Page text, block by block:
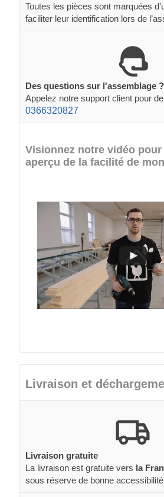
Toutes les pièces sont marquées
faciliter leur identification lors de
Des questions sur l'assemblage ?
Appelez notre support client pour
0366320827
Visionnez notre vidéo
aperçu de la facilité de
Livraison et
Livraison gratuite
La livraison est gratuite vers la
sous réserve de bonne